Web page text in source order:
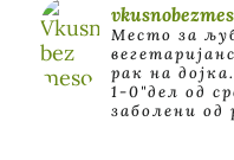
Место за
рак на дојка.
1-0"дел од
заболени од